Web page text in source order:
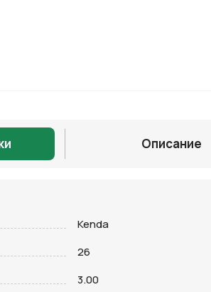
Описание
Kenda
26
3.00
с политикой конфиденциальности